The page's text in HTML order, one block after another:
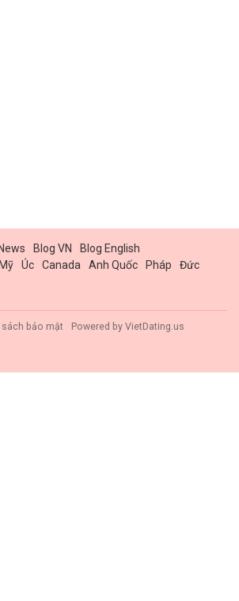
News Blog VN
Blog English
Mỹ Úc Canada Anh Quốc Pháp
Đức
sách bảo mật Powered by VietDating.us